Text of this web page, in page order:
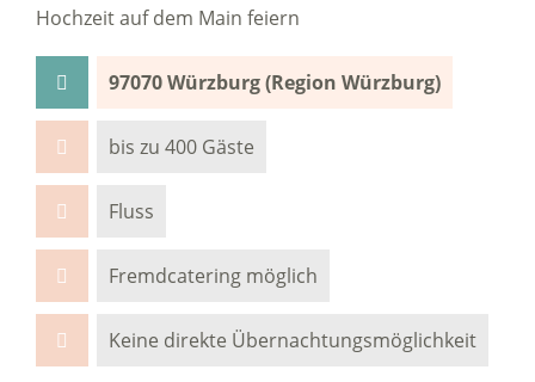
Hochzeit auf dem Main feiern
97070 Würzburg (Region Würzburg)
bis zu 400 Gäste
Fluss
Fremdcatering möglich
Keine direkte Übernachtungsmöglichkeit